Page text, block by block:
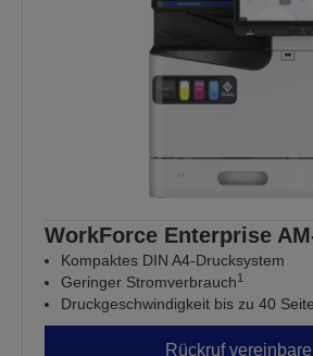
WorkForce Enterprise​
Kompaktes DIN A4-Drucksystem
Geringer Stromverbrauch1
Druckgeschwindigkeit bis zu 40
Rückruf